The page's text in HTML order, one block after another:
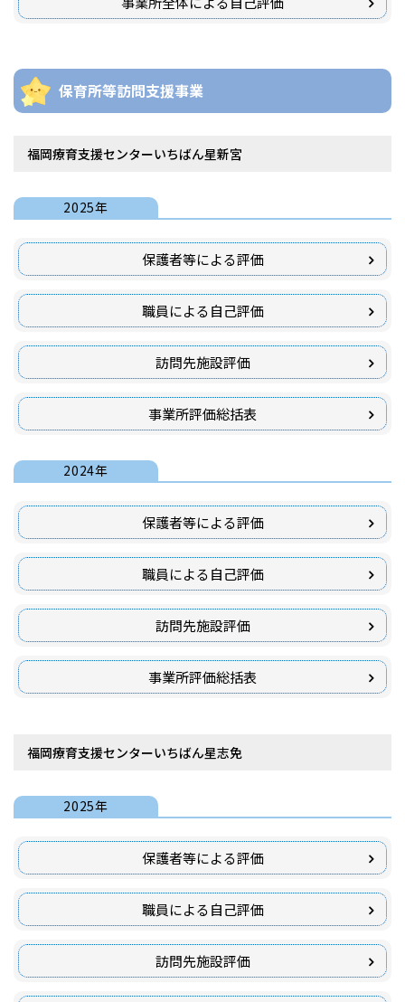
保育所等訪問支援事業
福岡療育支援センターいちばん星新宮
2025年
保護者等による評価
職員による自己評価
訪問先施設評価
事業所評価総括表
2024年
保護者等による評価
職員による自己評価
訪問先施設評価
事業所評価総括表
福岡療育支援センターいちばん星志免
2025年
保護者等による評価
職員による自己評価
訪問先施設評価